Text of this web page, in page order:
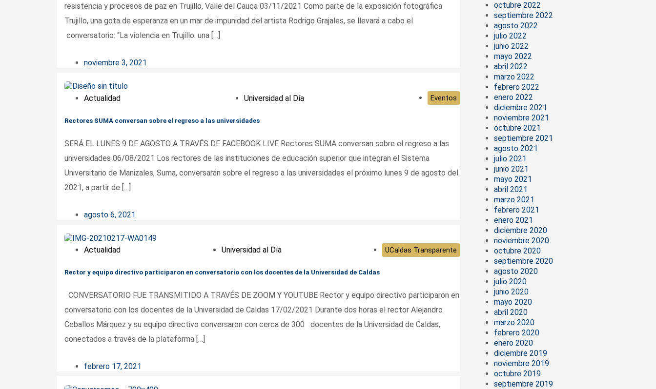
resistencia y procesos de paz en Trujillo, Valle del Cauca 03/11/2021 Como parte de la exposición fotográfica
Trujillo, una gota de esperanza en un mar de impunidad del artista Rodrigo Grajales, se llevará a cabo el
conversatorio: “La violencia en Trujillo: una […]
noviembre 3, 2021
Actualidad Universidad al Día Eventos
Rectores SUMA conversan sobre el regreso a las universidades
SERÁ EL LUNES 9 DE AGOSTO A TRAVÉS DE FACEBOOK LIVE Rectores SUMA conversan sobre el regreso a las
universidades 06/08/2021 Los rectores de las instituciones de educación superior que integran el Sistema
Universitario de Manizales, Suma, conversarán sobre el regreso a las universidades el próximo lunes 9 de agosto del
2021, a partir de […]
agosto 6, 2021
Actualidad Universidad al Día UCaldas Transparente
Rector y equipo directivo participaron en conversatorio con los docentes de la Universidad de Caldas
CONVERSATORIO FUE TRANSMITIDO A TRAVÉS DE ZOOM Y YOUTUBE Rector y equipo directivo participaron en
conversatorio con los docentes de la Universidad de Caldas 17/02/2021 Durante dos horas el rector Alejandro
Ceballos Márquez y su equipo directivo conversaron con cerca de 300 docentes de la Universidad de Caldas,
conectados a través de la plataforma […]
febrero 17, 2021
octubre 2022
septiembre 2022
agosto 2022
julio 2022
junio 2022
mayo 2022
abril 2022
marzo 2022
febrero 2022
enero 2022
diciembre 2021
noviembre 2021
octubre 2021
septiembre 2021
agosto 2021
julio 2021
junio 2021
mayo 2021
abril 2021
marzo 2021
febrero 2021
enero 2021
diciembre 2020
noviembre 2020
octubre 2020
septiembre 2020
agosto 2020
julio 2020
junio 2020
mayo 2020
abril 2020
marzo 2020
febrero 2020
enero 2020
diciembre 2019
noviembre 2019
octubre 2019
septiembre 2019